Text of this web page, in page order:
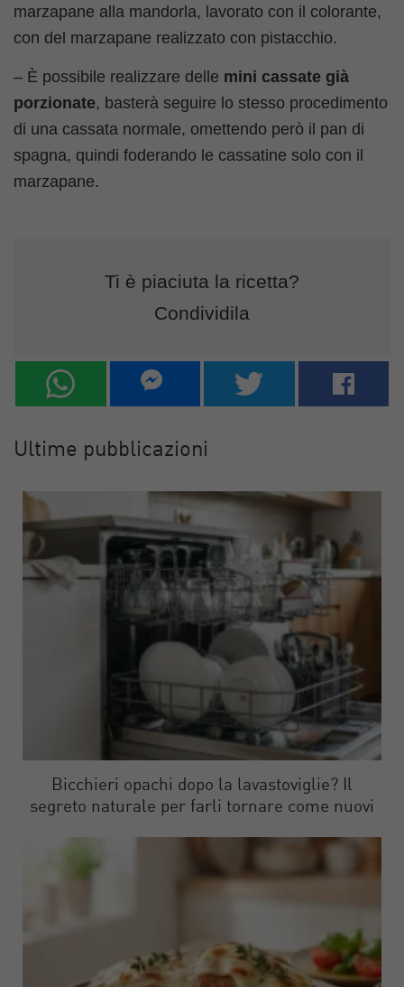
marzapane alla mandorla, lavorato con il colorante,
con del marzapane realizzato con pistacchio.
– È possibile realizzare delle mini cassate già
porzionate, basterà seguire lo stesso procedimento
di una cassata normale, omettendo però il pan di
spagna, quindi foderando le cassatine solo con il
marzapane.
Ti è piaciuta la ricetta?
Condividila
Ultime pubblicazioni
Bicchieri opachi dopo la lavastoviglie? Il
segreto naturale per farli tornare come nuovi